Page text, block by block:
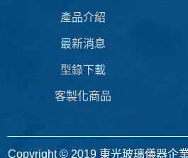
產品介紹
最新消息
型錄下載
客製化商品
Copyright © 2019 東光玻璃儀器企